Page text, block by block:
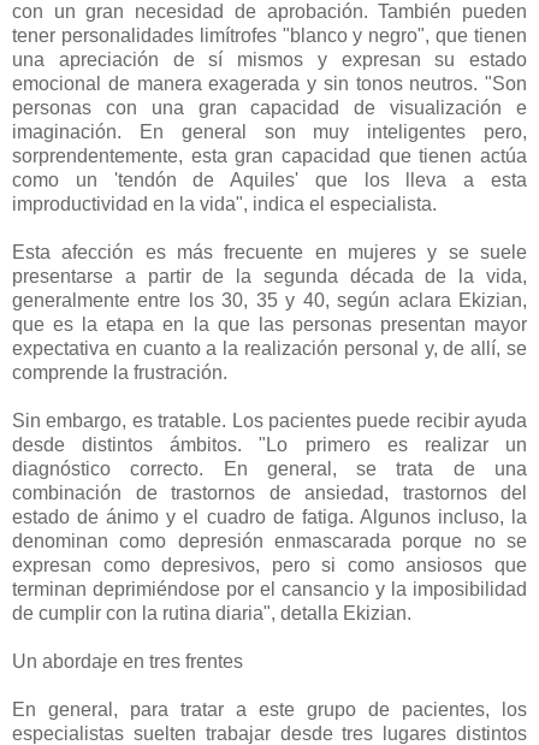
con un gran necesidad de aprobación. También pueden
tener personalidades limítrofes "blanco y negro", que tienen
una apreciación de sí mismos y expresan su estado
emocional de manera exagerada y sin tonos neutros. "Son
personas con una gran capacidad de visualización e
imaginación. En general son muy inteligentes pero,
sorprendentemente, esta gran capacidad que tienen actúa
como un 'tendón de Aquiles' que los lleva a esta
improductividad en la vida", indica el especialista.
Esta afección es más frecuente en mujeres y se suele
presentarse a partir de la segunda década de la vida,
generalmente entre los 30, 35 y 40, según aclara Ekizian,
que es la etapa en la que las personas presentan mayor
expectativa en cuanto a la realización personal y, de allí, se
comprende la frustración.
Sin embargo, es tratable. Los pacientes puede recibir ayuda
desde distintos ámbitos. "Lo primero es realizar un
diagnóstico correcto. En general, se trata de una
combinación de trastornos de ansiedad, trastornos del
estado de ánimo y el cuadro de fatiga. Algunos incluso, la
denominan como depresión enmascarada porque no se
expresan como depresivos, pero si como ansiosos que
terminan deprimiéndose por el cansancio y la imposibilidad
de cumplir con la rutina diaria", detalla Ekizian.
Un abordaje en tres frentes
En general, para tratar a este grupo de pacientes, los
especialistas suelten trabajar desde tres lugares distintos